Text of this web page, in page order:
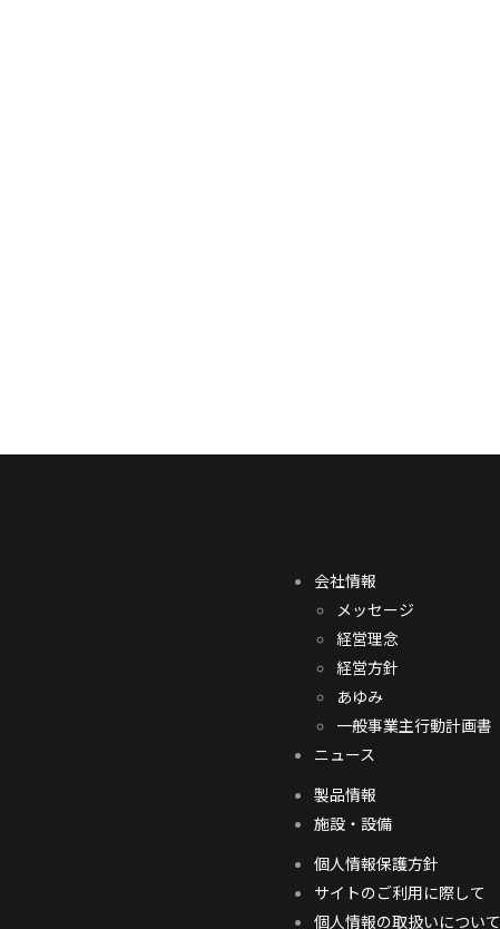
会社情報
メッセージ
経営理念
経営方針
あゆみ
一般事業主行動計画書
ニュース
製品情報
施設・設備
個人情報保護方針
サイトのご利用に際して
個人情報の取扱いについて